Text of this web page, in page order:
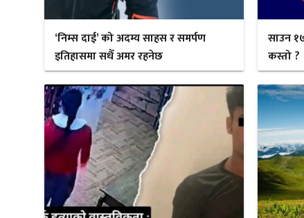
‘निम्स दाई’ को अदम्य साहस र समर्पण
इतिहासमा सधैँ अमर रहनेछ
साउन
कस्तो ?